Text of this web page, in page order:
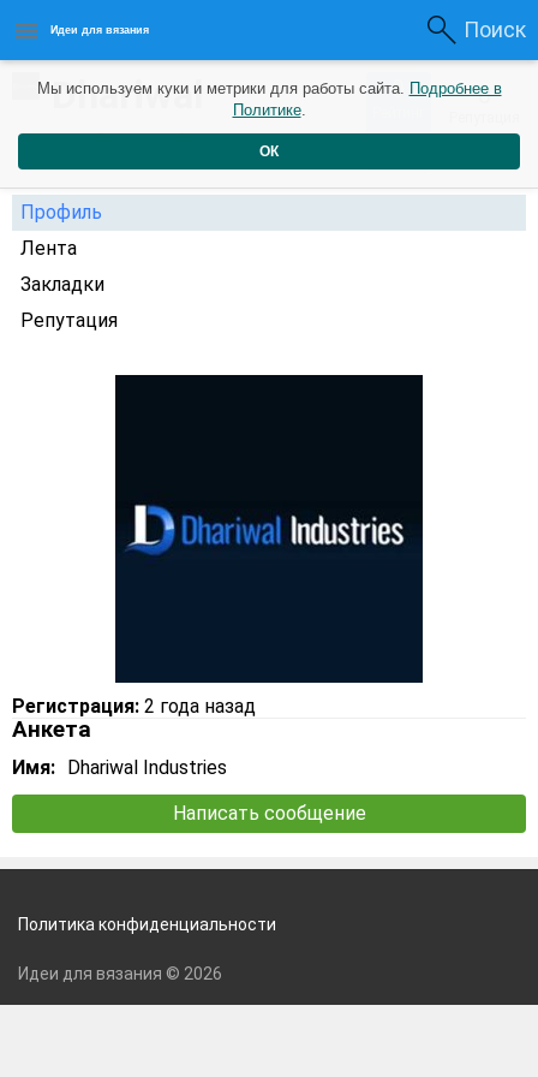
Идеи для вязания Поиск
Dhariwal
Industries
0 0
Профиль
Лента
Закладки
Репутация
Регистрация: 2 года назад
Анкета
Имя: Dhariwal Industries
Написать сообщение
Мы используем куки и метрики для работы сайта. Подробнее в
Политике.
ОК
Политика конфиденциальности
Идеи для вязания © 2026